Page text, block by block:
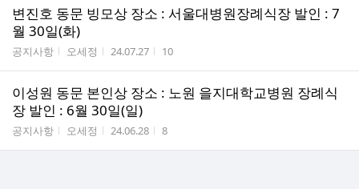
변진호 동문 빙모상 장소 : 서울대병원장례식장 발인 : 7
월 30일(화)
게시판명
공지사항 작성자
오세정 작성시간
24.07.27 조회수
10
이성원 동문 본인상 장소 : 노원 을지대학교병원 장례식
장 발인 : 6월 30일(일)
게시판명
공지사항 작성자
오세정 작성시간
24.06.28 조회수
8